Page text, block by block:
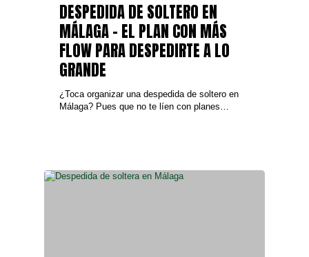
DESPEDIDA DE SOLTERO EN
MÁLAGA – EL PLAN CON MÁS
FLOW PARA DESPEDIRTE A LO
GRANDE
¿Toca organizar una despedida de soltero en
Málaga? Pues que no te líen con planes…